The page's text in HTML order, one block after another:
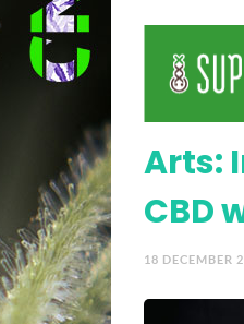
Arts:
CBD
18 DECEMBER